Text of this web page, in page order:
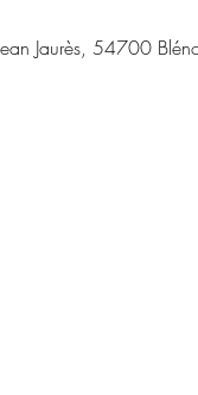
Jaurès, 54700